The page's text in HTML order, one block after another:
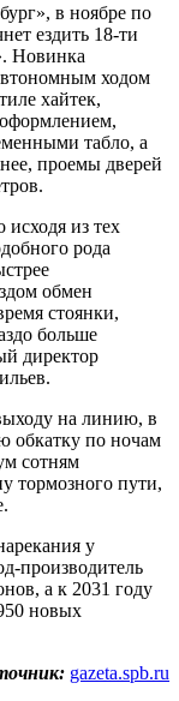
в ноябре по
ездить 18-ти
Новинка
ходом
хайтек,
табло, а
проемы дверей
исходя из тех
рода
обмен
стоянки,
больше
директор
на линию, в
обкатку по ночам
сотням
тормозного пути,
у
производитель
а к 2031 году
новых
gazeta.spb.ru